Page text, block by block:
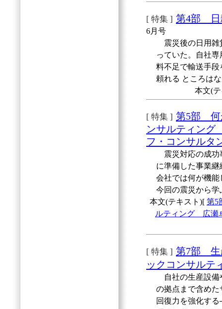
[ 特集 ] 第4部 日
6月号
震災後の日用雑
っていた。自社
料不足で輸送手
頼れる ところは
本文(
[ 特集 ] 第5部 何
ンサルティン
フ・コンサルタ
震災対応の成功
に準備した事業
会社では何が機
今回の震災から
本文(テキスト)[ 第5
ルティング 広瀬
[ 特集 ] 第7部 生
ックコンサル
自社の生産設備
の拠点まで含め
回復力を強化す